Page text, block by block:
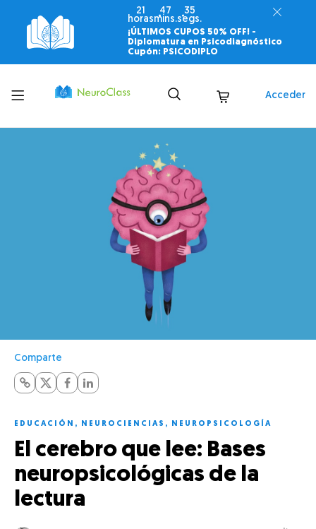
21
horas
47
mins.
33
segs.
¡ÚLTIMOS CUPOS 50% OFF! -
Diplomatura en Psicodiagnóstico
Cupón: PSICODIPLO
Toggle
menu
Acceder
Comparte
EDUCACIÓN , NEUROCIENCIAS , NEUROPSICOLOGÍA
El cerebro que lee: Bases
neuropsicológicas de la
lectura